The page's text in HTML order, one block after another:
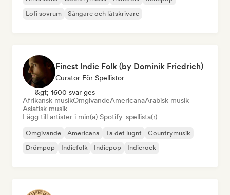
Lofi sovrum
Sångare och låtskrivare
Finest Indie Folk (by Dominik Friedrich)
Curator För Spellistor
&gt; 1600 svar ges
Afrikansk musikOmgivandeAmericanaArabisk musik
Asiatisk musik
Lägg till artister i min(a) Spotify-spellista(r)
Omgivande Americana Ta det lugnt
Countrymusik
Drömpop
Indiefolk Indiepop Indierock